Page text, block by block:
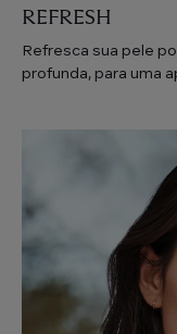
REFRESH
Refresca sua pele
profunda, para uma